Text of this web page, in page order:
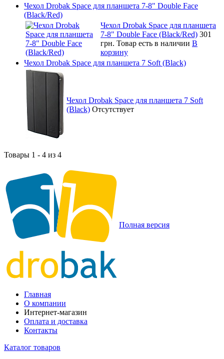
Чехол Drobak Space для планшета 7-8" Double Face
(Black/Red)
Чехол Drobak Space для планшета
7-8" Double Face (Black/Red) 301
грн. Товар есть в наличии В
корзину
Чехол Drobak Space для планшета 7 Soft (Black)
Чехол Drobak Space для планшета 7 Soft
(Black) Отсутствует
Товары 1 - 4 из 4
Полная версия
Главная
О компании
Интернет-магазин
Оплата и доставка
Контакты
Каталог товаров